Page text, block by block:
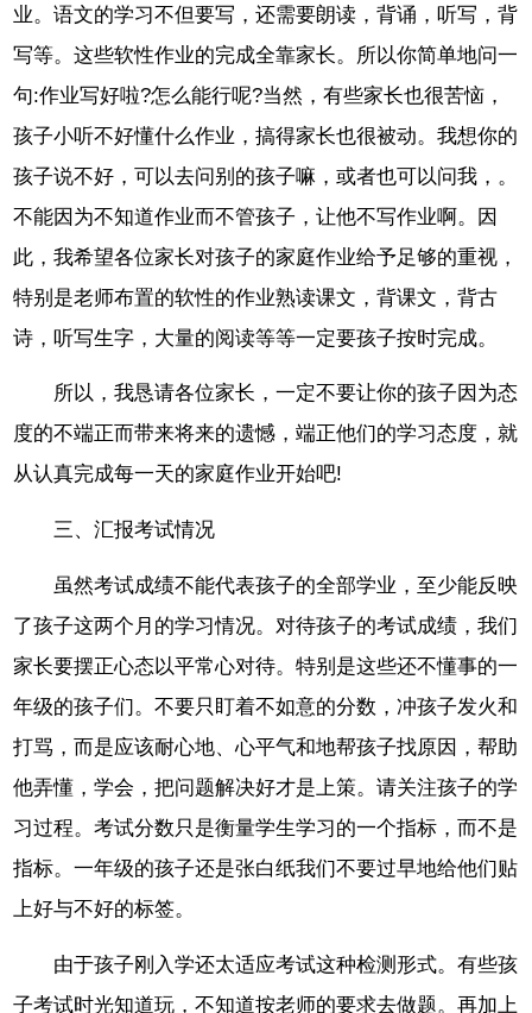
业。语文的学习不但要写，还需要朗读，背诵，听写，背
写等。这些软性作业的完成全靠家长。所以你简单地问一
句:作业写好啦?怎么能行呢?当然，有些家长也很苦恼，
孩子小听不好懂什么作业，搞得家长也很被动。我想你的
孩子说不好，可以去问别的孩子嘛，或者也可以问我，。
不能因为不知道作业而不管孩子，让他不写作业啊。因
此，我希望各位家长对孩子的家庭作业给予足够的重视，
特别是老师布置的软性的作业熟读课文，背课文，背古
诗，听写生字，大量的阅读等等一定要孩子按时完成。
所以，我恳请各位家长，一定不要让你的孩子因为态
度的不端正而带来将来的遗憾，端正他们的学习态度，就
从认真完成每一天的家庭作业开始吧!
三、汇报考试情况
虽然考试成绩不能代表孩子的全部学业，至少能反映
了孩子这两个月的学习情况。对待孩子的考试成绩，我们
家长要摆正心态以平常心对待。特别是这些还不懂事的一
年级的孩子们。不要只盯着不如意的分数，冲孩子发火和
打骂，而是应该耐心地、心平气和地帮孩子找原因，帮助
他弄懂，学会，把问题解决好才是上策。请关注孩子的学
习过程。考试分数只是衡量学生学习的一个指标，而不是
指标。一年级的孩子还是张白纸我们不要过早地给他们贴
上好与不好的标签。
由于孩子刚入学还太适应考试这种检测形式。有些孩
子考试时光知道玩，不知道按老师的要求去做题。再加上